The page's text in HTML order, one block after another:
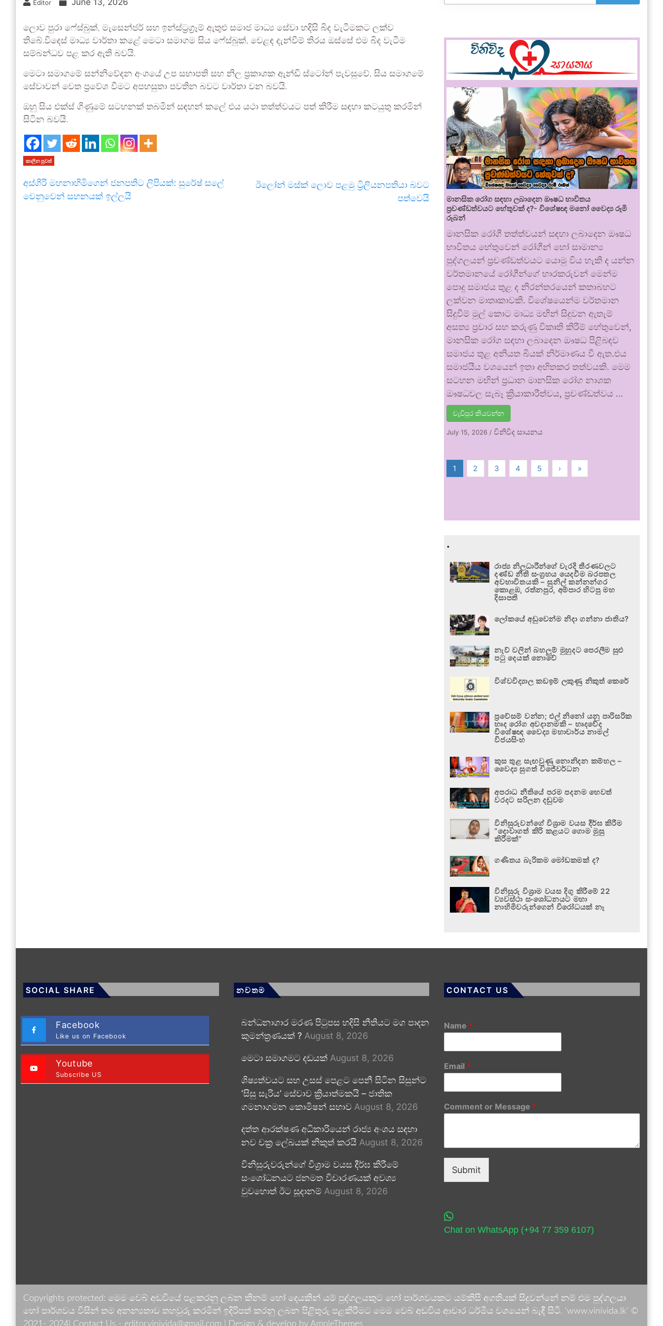
Editor June 13, 2026
ලොව පුරා ෆේස්බුක්, මැසෙන්ජර් සහ ඉන්ස්ට්‍රග්‍රෑම් ඇතුළු සමාජ මාධ්‍ය සේවා හදිසි බිද වැටීමකට ලක්ව
තිබේ.විදෙස් මාධ්‍ය වාර්තා කළේ මෙටා සමාගම සිය ෆේස්බුක්, වෙළඳ දැන්වීම් තිරය ඔස්සේ එම බිද වැටීම
සම්බන්ධව පළ කර ඇති බවයි.
මෙටා සමාගමේ සන්නිවේදන අංශයේ උප සභාපති සහ නිල ප්‍රකාශක ඇන්ඩි ස්ටෝන් පැවසුවේ, සිය සමාගමේ
සේවාවන් වෙත ප්‍රවේශ වීමට අපහසුතා පවතින බවට වාර්තා වන බවයි.
ඔහු සිය එක්ස් ගිණුමේ සටහනක් තබමින් සඳහන් කලේ එය යථා තත්ත්වයට පත් කිරීම සඳහා කටයුතු කරමින්
සිටින බවයි.
කාලීන පුවත්
අස්ගිරි මහනාහිමිගෙන් ජනපතිට ලිපියක්: සුරේෂ් සලේ
වෙනුවෙන් සහනයක් ඉල්ලයි
ඊලෝන් මස්ක් ලොව පළමු ට්‍රිලියනපතියා බවට
පත්වෙයි
මානසික රෝග සඳහා ලබාදෙන ඖෂධ භාවිතය
ප්‍රචණ්ඩත්වයට හේතුවක් ද?- විශේෂඥ මනෝ වෛද්‍ය රූමි
රූබන්
මානසික රෝගී තත්ත්වයන් සඳහා ලබාදෙන ඖෂධ
භාවිතය හේතුවෙන් රෝගීන් හෝ සාමාන්‍ය
පුද්ගලයන් ප්‍රචණ්ඩත්වයට යොමු විය හැකි ද යන්න
වර්තමානයේ රෝගීන්ගේ භාරකරුවන් මෙන්ම
පොදු සමාජය තුළ ද නිරන්තරයෙන් කතාබහට
ලක්වන මාතෘකාවකි. විශේෂයෙන්ම වර්තමාන
සිදුවීම් මුල් කොට මාධ්‍ය මඟින් සිදුවන ඇතැම්
අසත්‍ය ප්‍රචාර සහ කරුණු විකෘති කිරීම් හේතුවෙන්,
මානසික රෝග සඳහා ලබාදෙන ඖෂධ පිළිබඳව
සමාජය තුළ අනියත බියක් නිර්මාණය වී ඇත.එය
සමාජයීය වශයෙන් ඉතා අහිතකර තත්වයකි. මෙම
සටහන මඟින් ප්‍රධාන මානසික රෝග නාශක
ඖෂධවල සැබෑ ක්‍රියාකාරීත්වය, ප්‍රචණ්ඩත්වය …
වැඩිපුර කියවන්න
July 15, 2026 /විනිවිද සායනය
1 2 3 4 5 › »
.
රාජ්‍ය නිලධාරීන්ගේ වැරදි තීරණවලට
දණ්ඩ නීති සංග්‍රහය යෙදවීම බරපතල
අවභාවිතයකි – සුනිල් කන්නන්ගර
කොළඹ, රත්නපුර, අම්පාර හිටපු මහ
දිසාපති
ලෝකයේ අඩුවෙන්ම නිදා ගන්නා ජාතිය?
නැව් වලින් බහලුම් මුහුදට පෙරලීම සුළු
පටු දෙයක් නොවේ
විශ්වවිද්‍යාල කඩඉම් ලකුණු නිකුත් කෙරේ
ප්‍රවේසම් වන්න; එල් නිනෝ යනු පාරිසරික
හෘද රෝග අවදානමකි – හෘදවේද
විශේෂඥ වෛද්‍ය මහාචාර්ය නාමල්
විජයසිංහ
කුස තුළ සැඟවුණු නොනිදන කම්හල –
වෛද්‍ය සුගත් විජේවර්ධන
අපරාධ නීතියේ පරම පදනම හෙවත්
වරදට සරිලන දඬුවම
විනිසුරුවන්ගේ විශ්‍රාම වයස දීර්ඝ කිරීම
“දොවාගත් කිරි කළයට ගොම මුසු
කිරීමක්”
ගණිතය බැරිකම මෝඩකමක් ද?
විනිසුරු විශ්‍රාම වයස දිගු කිරීමේ 22
ව්‍යවස්ථා සංශෝධනයට මහා
නාහිමිවරුන්ගෙන් විරෝධයක් නෑ
SOCIAL SHARE
Facebook
Like us on Facebook
Youtube
Subscribe US
නවතම
බන්ධනාගාර මරණ පිටුපස හදිසි නීතියට මග පාදන
කුමන්ත්‍රණයක් ? August 8, 2026
මෙටා සමාගමට දඩයක් August 8, 2026
ශිෂ්‍යත්වයට සහ උසස් පෙළට පෙනී සිටින සිසුන්ට
‘සිසු සැරිය’ සේවාව ක්‍රියාත්මකයි – ජාතික
ගමනාගමන කොමිෂන් සභාව August 8, 2026
දත්ත ආරක්ෂණ අධිකාරියෙන් රාජ්‍ය අංශය සඳහා
නව චක්‍ර ලේඛයක් නිකුත් කරයි August 8, 2026
විනිසුරුවරුන්ගේ විශ්‍රාම වයස දීර්ඝ කිරීමේ
සංශෝධනයට ජනමත විචාරණයක් අවශ්‍ය
වුවහොත් ඊට සූදානම් August 8, 2026
CONTACT US
Name *
Email *
Comment or Message *
Submit
Chat on WhatsApp (+94 77 359 6107)
Copyrights protected: මෙම වෙබ් අඩවියේ පළකරනු ලබන කිනම් හෝ දෙයකින් යම් පුද්ගලයකුට හෝ පාර්ශවයකට යම්කිසි අගතියක් සිදුවන්නේ නම් එම පුද්ගලයා
හෝ පාර්ශවය විසින් තම අනන්‍යතාව තහවුරු කරමින් ඉදිරිපත් කරනු ලබන පිළිතුරු පළකිරීමට මෙම වෙබ් අඩවිය ආචාර ධර්මීය වශයෙන් බැඳී සිටී. 'www.vinivida.lk' ©
2021- 2024| Contact Us - editor.vinivida@gmail.com |
Design & develop by AmpleThemes